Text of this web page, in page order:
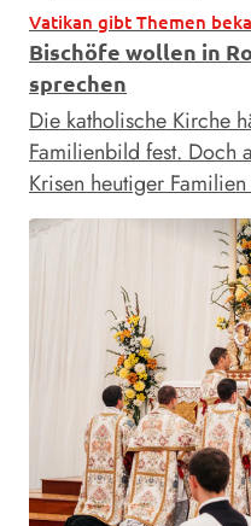
Vatikan gibt Themen
Bischöfe wollen in
sprechen
Die katholische Kirche
Familienbild fest. Doch
Krisen heutiger